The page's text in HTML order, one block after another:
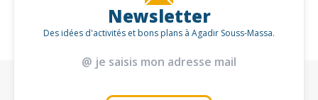
Newsletter
Des idées d'activités et bons plans à Agadir Souss-Massa.